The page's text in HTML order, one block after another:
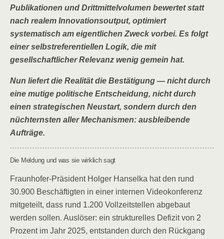
Publikationen und Drittmittelvolumen bewertet statt
nach realem Innovationsoutput, optimiert
systematisch am eigentlichen Zweck vorbei. Es folgt
einer selbstreferentiellen Logik, die mit
gesellschaftlicher Relevanz wenig gemein hat.
Nun liefert die Realität die Bestätigung — nicht durch
eine mutige politische Entscheidung, nicht durch
einen strategischen Neustart, sondern durch den
nüchternsten aller Mechanismen: ausbleibende
Aufträge.
Die Meldung und was sie wirklich sagt
Fraunhofer-Präsident Holger Hanselka hat den rund
30.900 Beschäftigten in einer internen Videokonferenz
mitgeteilt, dass rund 1.200 Vollzeitstellen abgebaut
werden sollen. Auslöser: ein strukturelles Defizit von 2
Prozent im Jahr 2025, entstanden durch den Rückgang